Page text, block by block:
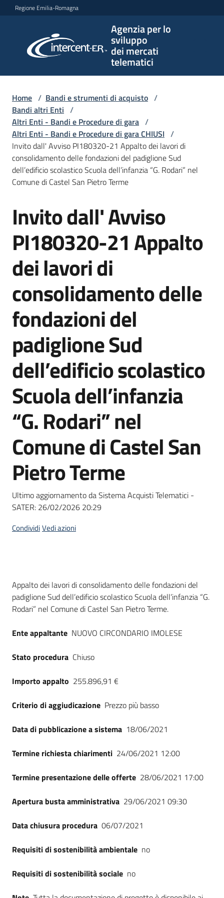
Vai al contenuto
Vai alla navigazione
Vai al footer
Regione Emilia-Romagna
Agenzia per lo
sviluppo
dei mercati
telematici
per lo
sviluppo
telematici
L'Agenzia
Bandi
strumenti
Supporto
Piattaforme
telematiche
English
site
Seguici
su
Home / Bandi e strumenti di acquisto /
Bandi altri Enti /
Altri Enti - Bandi e Procedure di gara /
Altri Enti - Bandi e Procedure di gara CHIUSI /
Invito dall' Avviso PI180320-21 Appalto dei lavori di
consolidamento delle fondazioni del padiglione Sud
dell’edificio scolastico Scuola dell’infanzia “G. Rodari” nel
Comune di Castel San Pietro Terme
Salta al contenuto
Invito dall' Avviso
PI180320-21 Appalto
dei lavori di
consolidamento delle
fondazioni del
padiglione Sud
dell’edificio scolastico
Scuola dell’infanzia
“G. Rodari” nel
Comune di Castel San
Pietro Terme
Ultimo aggiornamento da Sistema Acquisti Telematici -
SATER: 26/02/2026 20:29
CondividiVedi azioni
Dati del bando
Appalto dei lavori di consolidamento delle fondazioni del
padiglione Sud dell’edificio scolastico Scuola dell’infanzia “G.
Rodari” nel Comune di Castel San Pietro Terme.
Ente appaltante NUOVO CIRCONDARIO IMOLESE
Stato procedura Chiuso
Importo appalto 255.896,91 €
Criterio di aggiudicazione Prezzo più basso
Data di pubblicazione a sistema 18/06/2021
Termine richiesta chiarimenti 24/06/2021 12:00
Termine presentazione delle offerte 28/06/2021 17:00
Apertura busta amministrativa 29/06/2021 09:30
Data chiusura procedura 06/07/2021
Requisiti di sostenibilità ambientale no
Requisiti di sostenibilità sociale no